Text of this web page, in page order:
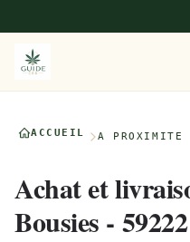
ACCUEIL À PROXIMITÉ
Achat et
Bousies - 59222